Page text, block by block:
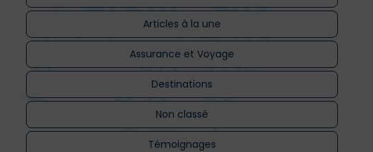
Articles à la une
Assurance et Voyage
Destinations
Non classé
Témoignages